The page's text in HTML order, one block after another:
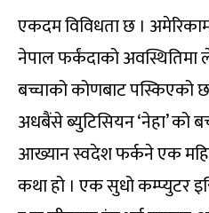
एकदम विविधता छ ।
नेपाल फर्कंदाको अवस्थितिमा
बच्चाको कोणबाट पस्किएको
अधबैंसे ब्युटिसियन ‘नेहा’ को
आख्यान स्वदेश फर्कने एक
कथा हो । एक सुधो कम्प्युटर